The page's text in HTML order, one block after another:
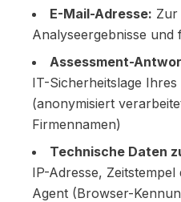
E-Mail-Adresse: Zur
Analyseergebnisse
Assessment-
IT-Sicherheitslage
(anonymisiert
Firmennamen)
Technische Daten
IP-Adresse,
Agent (Browser-